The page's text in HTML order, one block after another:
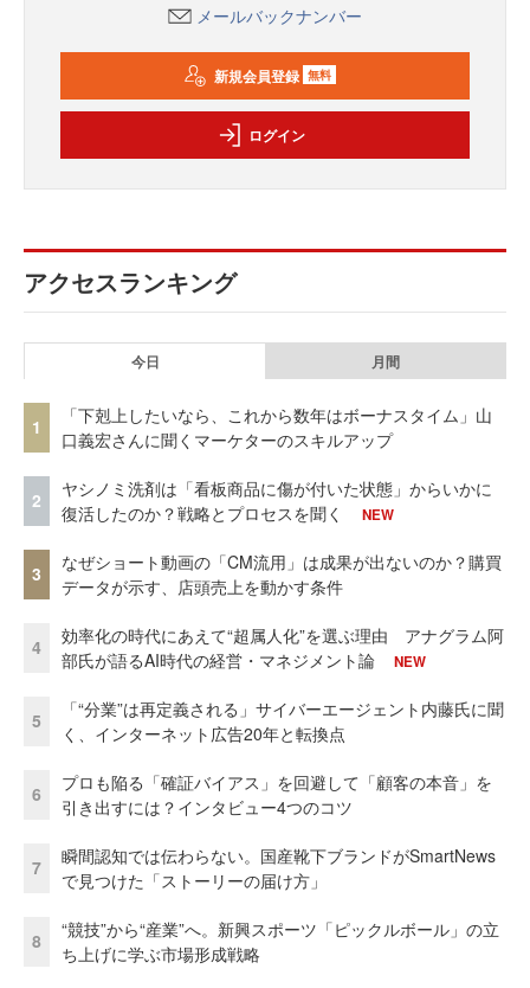
メールバックナンバー
新規会員登録 無料
ログイン
アクセスランキング
今日 月間
1
「下剋上したいなら、これから数年はボーナスタイム」山
口義宏さんに聞くマーケターのスキルアップ
2
ヤシノミ洗剤は「看板商品に傷が付いた状態」からいかに
復活したのか？戦略とプロセスを聞く
NEW
3
なぜショート動画の「CM流用」は成果が出ないのか？購買
データが示す、店頭売上を動かす条件
4
効率化の時代にあえて“超属人化”を選ぶ理由 アナグラム阿
部氏が語るAI時代の経営・マネジメント論
NEW
5
「“分業”は再定義される」サイバーエージェント内藤氏に聞
く、インターネット広告20年と転換点
6
プロも陥る「確証バイアス」を回避して「顧客の本音」を
引き出すには？インタビュー4つのコツ
7
瞬間認知では伝わらない。国産靴下ブランドがSmartNews
で見つけた「ストーリーの届け方」
8
“競技”から“産業”へ。新興スポーツ「ピックルボール」の立
ち上げに学ぶ市場形成戦略